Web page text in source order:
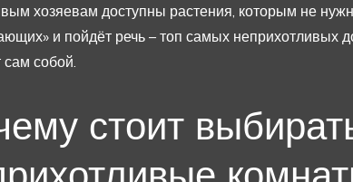
хозяевам доступны растения, которым не
и пойдёт речь – топ самых неприхотливых
собой.
стоит